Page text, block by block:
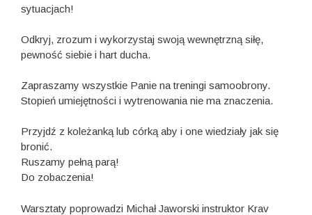
sytuacjach!
Odkryj, zrozum i wykorzystaj swoją wewnętrzną siłę,
pewność siebie i hart ducha.
Zapraszamy wszystkie Panie na treningi samoobrony.
Stopień umiejętności i wytrenowania nie ma znaczenia.
Przyjdź z koleżanką lub córką aby i one wiedziały jak się
bronić.
Ruszamy pełną parą!
Do zobaczenia!
Warsztaty poprowadzi Michał Jaworski instruktor Krav